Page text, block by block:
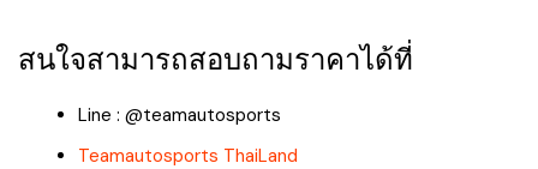
สนใจสามารถสอบถามราคาได้ที่
Line : @teamautosports
Teamautosports ThaiLand